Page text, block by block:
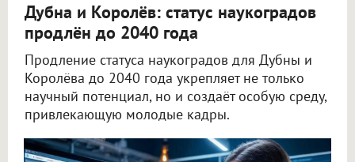
Дубна и Королёв: статус наукоградов
продлён до 2040 года
Продление статуса наукоградов для Дубны и
Королёва до 2040 года укрепляет не только
научный потенциал, но и создаёт особую среду,
привлекающую молодые кадры.